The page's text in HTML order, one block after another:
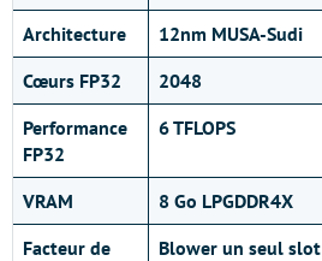
Architecture 12nm MUSA-Sudi
Cœurs FP32
2048
Performance
FP32
6 TFLOPS
VRAM 8 Go LPGDDR4X
Facteur de
Blower un seul slot